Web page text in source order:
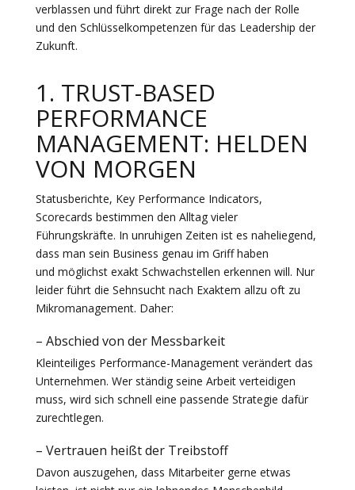
verblassen und führt direkt zur Frage nach der Rolle
und den Schlüsselkompetenzen für das Leadership der
Zukunft.
1. TRUST-BASED
PERFORMANCE
MANAGEMENT: HELDEN
VON MORGEN
Statusberichte, Key Performance Indicators,
Scorecards bestimmen den Alltag vieler
Führungskräfte. In unruhigen Zeiten ist es naheliegend,
dass man sein Business genau im Griff haben
und möglichst exakt Schwachstellen erkennen will. Nur
leider führt die Sehnsucht nach Exaktem allzu oft zu
Mikromanagement. Daher:
– Abschied von der Messbarkeit
Kleinteiliges Performance-Management verändert das
Unternehmen. Wer ständig seine Arbeit verteidigen
muss, wird sich schnell eine passende Strategie dafür
zurechtlegen.
– Vertrauen heißt der Treibstoff
Davon auszugehen, dass Mitarbeiter gerne etwas